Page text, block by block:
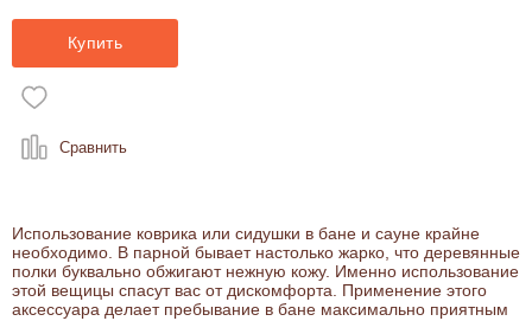
Купить
Сравнить
Использование коврика или сидушки в бане и сауне крайне
необходимо. В парной бывает настолько жарко, что деревянные
полки буквально обжигают нежную кожу. Именно использование
этой вещицы спасут вас от дискомфорта. Применение этого
аксессуара делает пребывание в бане максимально приятным